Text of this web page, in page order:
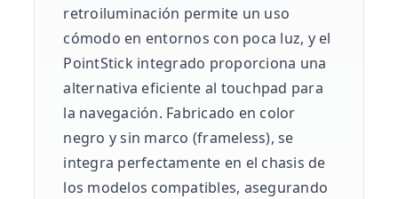
retroiluminación permite un uso
cómodo en entornos con poca luz, y el
PointStick integrado proporciona una
alternativa eficiente al touchpad para
la navegación. Fabricado en color
negro y sin marco (frameless), se
integra perfectamente en el chasis de
los modelos compatibles, asegurando